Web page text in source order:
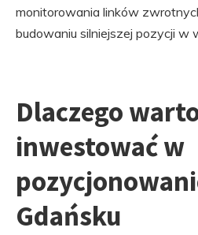
monitorowania linków
budowaniu silniejszej pozycji w
Dlaczego
inwestować w
Gdańsku